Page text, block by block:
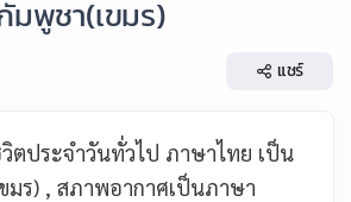
มพูชา(เขมร)
แชร์
ตประจำวันทั่วไป ภาษาไทย เป็น
มร) , สภาพอากาศเป็นภาษา